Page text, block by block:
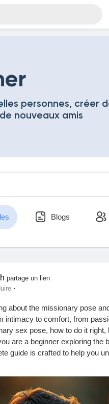
personnes, créer
nouveaux amis
Blogs
partage un lien
·
about the missionary pose
intimacy to comfort, from
sex pose, how to do it
are a beginner exploring the
guide is crafted to help you
the sex pose missionary.
Let’s talk about